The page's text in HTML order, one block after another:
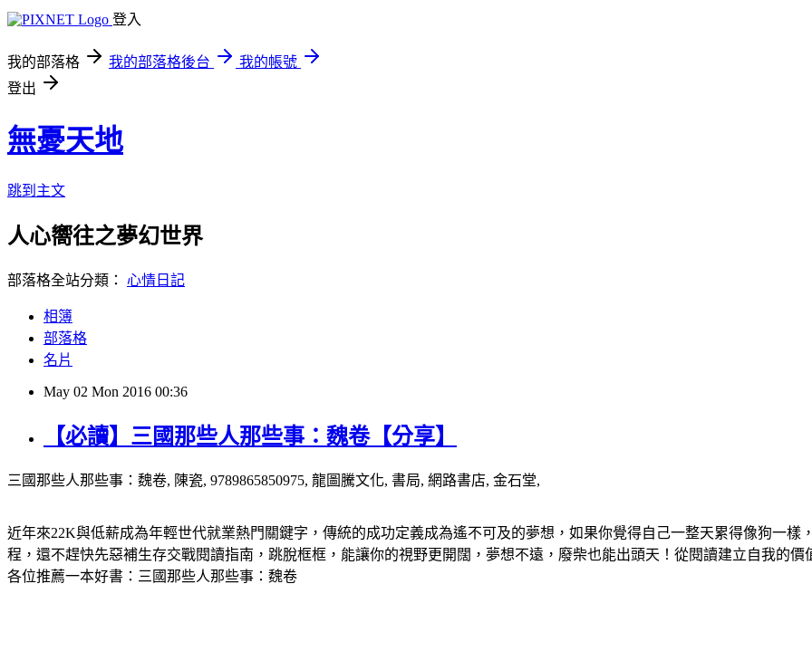
登入
我的部落格 我的部落格後台
我的帳號
登出
無憂天地
跳到主文
人心嚮往之夢幻世界
部落格全站分類： 心情日記
相簿
部落格
名片
May 02 Mon 2016 00:36
【必讀】三國那些人那些事：魏卷【分享】
三國那些人那些事：魏卷, 陳瓷, 9789865850975, 龍圖騰文化, 書局, 網路書店, 金石堂,
近年來22K與低薪成為年輕世代就業熱門關鍵字，傳統的成功定義成為遙不可及的夢想，如果你覺得自己一整天累得像狗一
程，還不趕快先惡補生存交戰閱讀指南，跳脫框框，能讓你的視野更開闊，夢想不遠，廢柴也能出頭天！從閱讀建立自我的
各位推薦一本好書：三國那些人那些事：魏卷